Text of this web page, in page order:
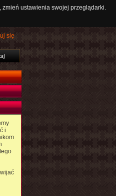
zmień ustawienia swojej przeglądarki.
się
i